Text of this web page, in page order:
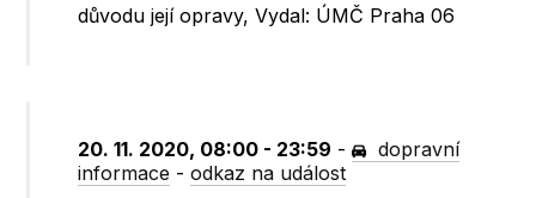
důvodu její opravy, Vydal: ÚMČ Praha 06
20. 11. 2020, 08:00 - 23:59 -
dopravní
informace -odkaz na událost